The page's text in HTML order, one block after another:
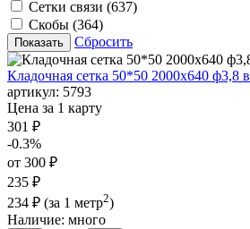
Сетки связи (637)
Скобы (364)
Сбросить
Кладочная сетка 50*50 2000х640 ф3,8
артикул: 5793
Цена за 1 карту
301 ₽
-0.3%
от 300 ₽
235 ₽
234 ₽ (за 1 метр2)
Наличие: много